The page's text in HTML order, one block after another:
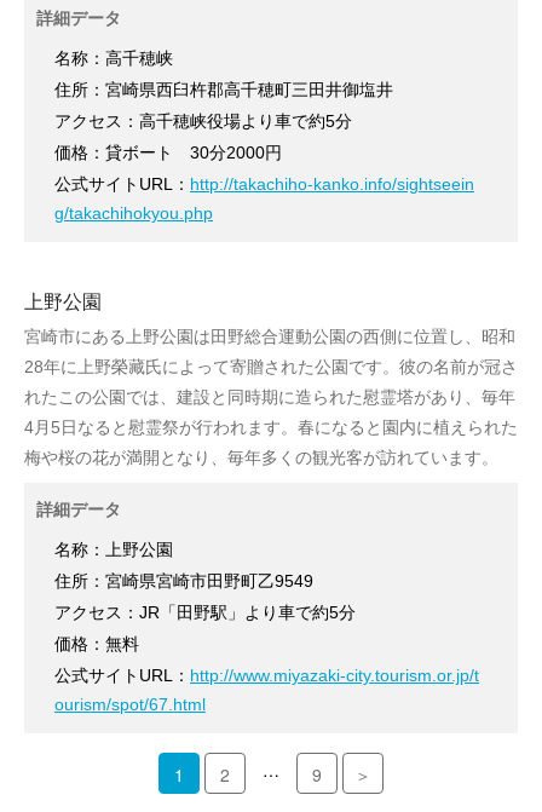
詳細データ
名称：高千穂峡
住所：宮崎県西臼杵郡高千穂町三田井御塩井
アクセス：高千穂峡役場より車で約5分
価格：貸ボート 30分2000円
公式サイトURL： http://takachiho-kanko.info/sightseein
g/takachihokyou.php
上野公園
宮崎市にある上野公園は田野総合運動公園の西側に位置し、昭和
28年に上野榮藏氏によって寄贈された公園です。彼の名前が冠さ
れたこの公園では、建設と同時期に造られた慰霊塔があり、毎年
4月5日なると慰霊祭が行われます。春になると園内に植えられた
梅や桜の花が満開となり、毎年多くの観光客が訪れています。
詳細データ
名称：上野公園
住所：宮崎県宮崎市田野町乙9549
アクセス：JR「田野駅」より車で約5分
価格：無料
公式サイトURL： http://www.miyazaki-city.tourism.or.jp/t
ourism/spot/67.html
1 2 … 9 ＞